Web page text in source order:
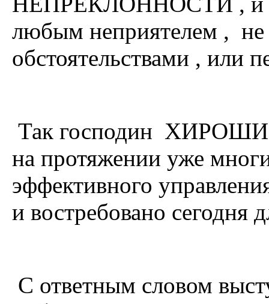
любым неприятелем ,
обстоятельствами , или
Так господин ХИРОШИ
на протяжении уже
эффективного
и востребовано сегодня
С ответным словом